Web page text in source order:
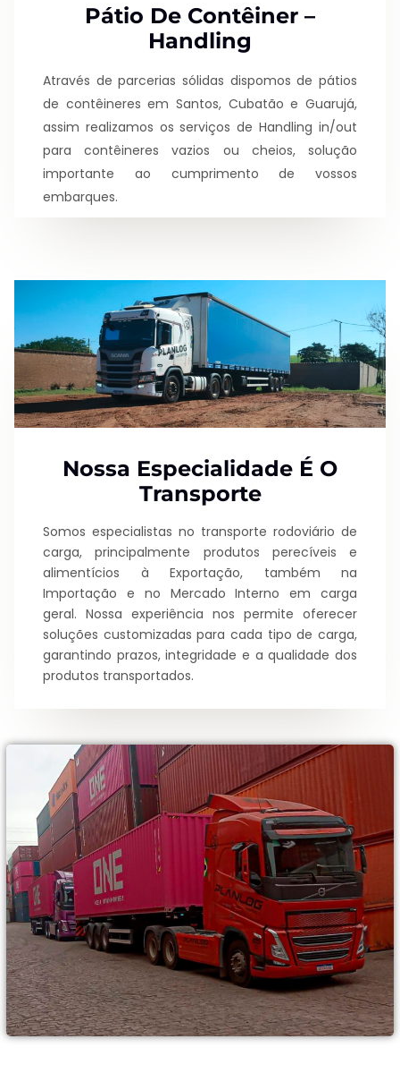
Pátio De Contêiner –
Handling
Através de parcerias sólidas dispomos de pátios
de contêineres em Santos, Cubatão e Guarujá,
assim realizamos os serviços de Handling in/out
para contêineres vazios ou cheios, solução
importante ao cumprimento de vossos
embarques.
Nossa Especialidade É O
Transporte
Somos especialistas no transporte rodoviário de
carga, principalmente produtos perecíveis e
alimentícios à Exportação, também na
Importação e no Mercado Interno em carga
geral. Nossa experiência nos permite oferecer
soluções customizadas para cada tipo de carga,
garantindo prazos, integridade e a qualidade dos
produtos transportados.